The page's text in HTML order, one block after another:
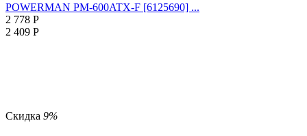
POWERMAN PM-600ATX-F [6125690] ...
2 778 Р
2 409 Р
Скидка 9%